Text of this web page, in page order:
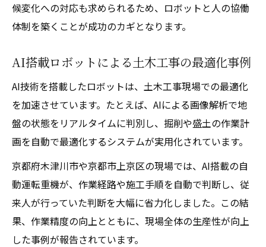
候変化への対応も求められるため、ロボットと人の協働
体制を築くことが成功のカギとなります。
AI搭載ロボットによる土木工事の最適化事例
AI技術を搭載したロボットは、土木工事現場での最適化
を加速させています。たとえば、AIによる画像解析で地
盤の状態をリアルタイムに判別し、掘削や盛土の作業計
画を自動で最適化するシステムが実用化されています。
京都府木津川市や京都市上京区の現場では、AI搭載の自
動運転重機が、作業経路や施工手順を自動で判断し、従
来人が行っていた判断を大幅に省力化しました。この結
果、作業精度の向上とともに、現場全体の生産性が向上
した事例が報告されています。